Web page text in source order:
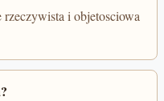
i objetosciowa